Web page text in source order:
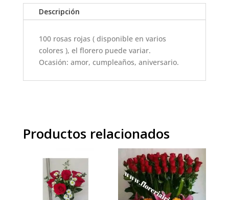
Descripción
100 rosas rojas ( disponible en varios
colores ), el florero puede variar.
Ocasión: amor, cumpleaños, aniversario.
Productos relacionados